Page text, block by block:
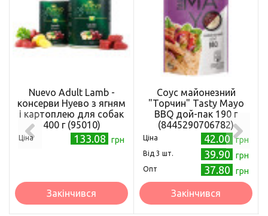
Nuevo Adult Lamb -
консерви Нуево з ягням
і картоплею для собак
400 г (95010)
Ціна 133.08 грн
Закінчився
Соус майонезний
"Торчин" Tasty Mayo
BBQ дой-пак 190 г
(8445290706782)
Ціна 42.00 грн
Від 3 шт. 39.90 грн
Опт 37.80 грн
Закінчився